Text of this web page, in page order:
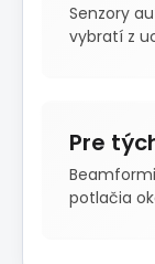
Senzory
vybratí z
Pre
potlačia